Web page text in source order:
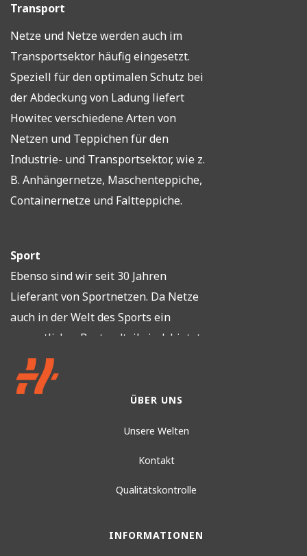
Transport
Netze und Netze werden auch im
Transportsektor häufig eingesetzt.
Speziell für den optimalen Schutz bei
der Abdeckung von Ladung liefert
Howitec verschiedene Arten von
Netzen und Teppichen für den
Industrie- und Transportsektor, wie z.
B. Anhängernetze, Maschenteppiche,
Containernetze und Faltteppiche.‍
Sport
Ebenso sind wir seit 30 Jahren
Lieferant von Sportnetzen. Da Netze
auch in der Welt des Sports ein
wesentlicher Bestandteil sind, bietet
Howitec Netzlösungen sowohl für den
Indoor- als auch für den Outdoor-Sport
an. Unsere Netze erfüllen die
sehr breites Sortiment an
für viele Sportarten, bei denen ein
ÜBER UNS
Unsere Welten
Kontakt
Qualitätskontrolle
INFORMATIONEN